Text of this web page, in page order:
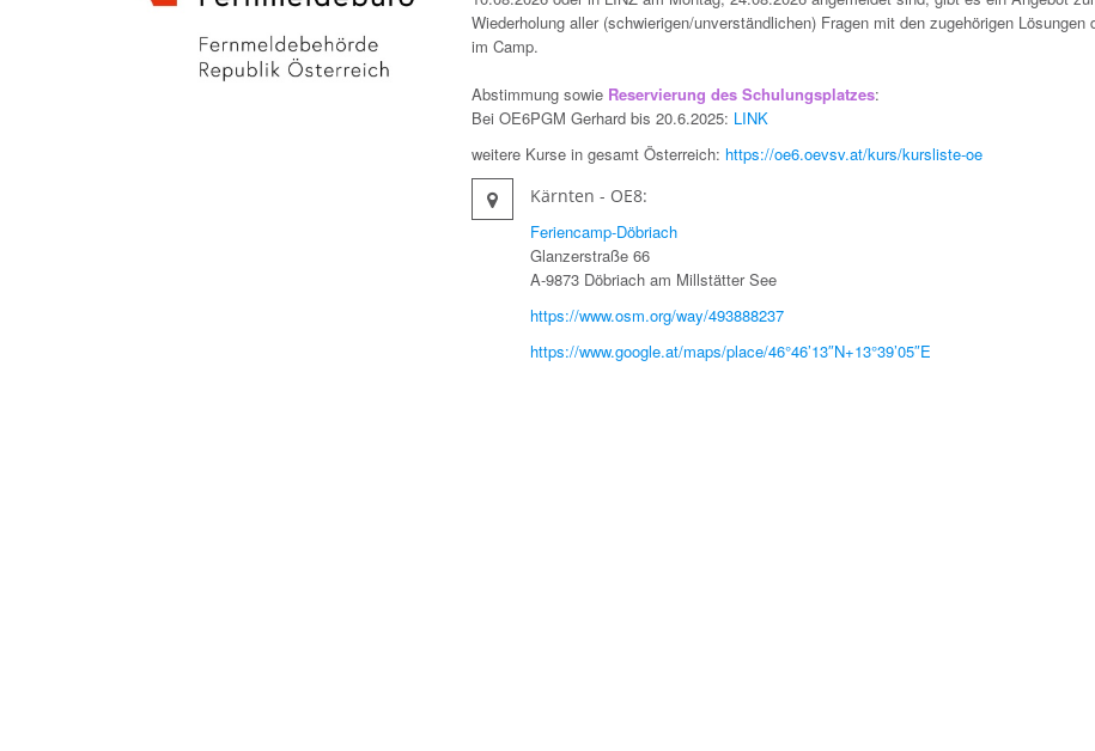
Wiederholung aller (schwierigen/unverständlichen) Fragen mit den zugehörigen Lösungen
im Camp.
Abstimmung sowie Reservierung des Schulungsplatzes:
Bei OE6PGM Gerhard bis 20.6.2025: LINK
weitere Kurse in gesamt Österreich: https://oe6.oevsv.at/kurs/kursliste-oe
Kärnten - OE8:
Feriencamp-Döbriach
Glanzerstraße 66
A-9873 Döbriach am Millstätter See
https://www.osm.org/way/493888237
https://www.google.at/maps/place/46°46’13″N+13°39’05″E